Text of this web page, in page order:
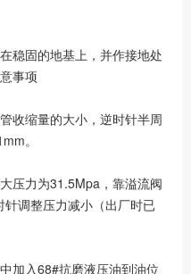
固的地基上，并作接地处
事项
缩量的大小，逆时针半周
。
力为31.5Mpa，靠溢流阀
调整压力减小（出厂时已
入68#抗磨液压油到油位